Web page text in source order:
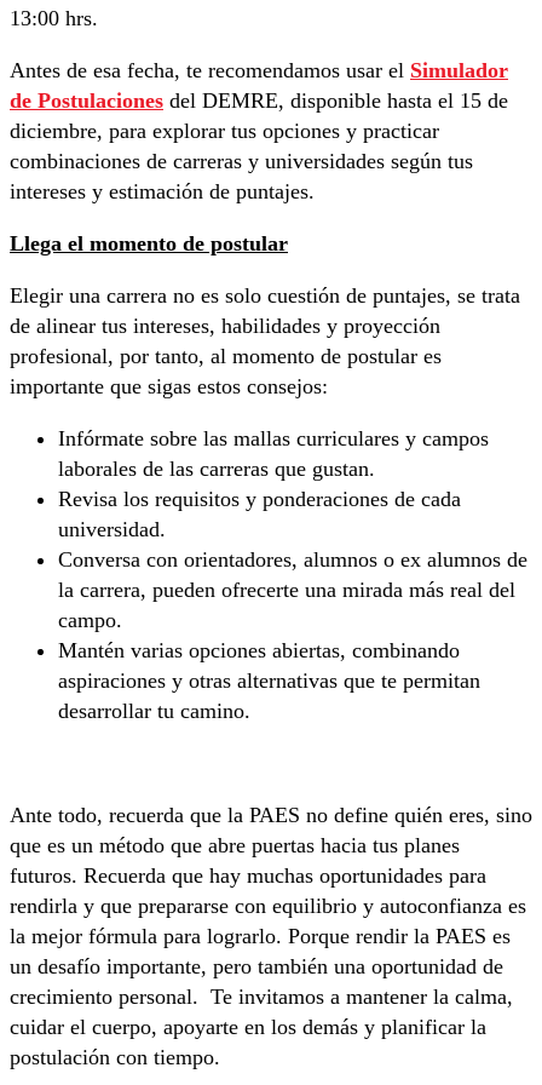
13:00 hrs.
Antes de esa fecha, te recomendamos usar el Simulador
de Postulaciones del DEMRE, disponible hasta el 15 de
diciembre, para explorar tus opciones y practicar
combinaciones de carreras y universidades según tus
intereses y estimación de puntajes.
Llega el momento de postular
Elegir una carrera no es solo cuestión de puntajes, se trata
de alinear tus intereses, habilidades y proyección
profesional, por tanto, al momento de postular es
importante que sigas estos consejos:
Infórmate sobre las mallas curriculares y campos
laborales de las carreras que gustan.
Revisa los requisitos y ponderaciones de cada
universidad.
Conversa con orientadores, alumnos o ex alumnos de
la carrera, pueden ofrecerte una mirada más real del
campo.
Mantén varias opciones abiertas, combinando
aspiraciones y otras alternativas que te permitan
desarrollar tu camino.
Ante todo, recuerda que la PAES no define quién eres, sino
que es un método que abre puertas hacia tus planes
futuros. Recuerda que hay muchas oportunidades para
rendirla y que prepararse con equilibrio y autoconfianza es
la mejor fórmula para lograrlo. Porque rendir la PAES es
un desafío importante, pero también una oportunidad de
crecimiento personal. Te invitamos a mantener la calma,
cuidar el cuerpo, apoyarte en los demás y planificar la
postulación con tiempo.